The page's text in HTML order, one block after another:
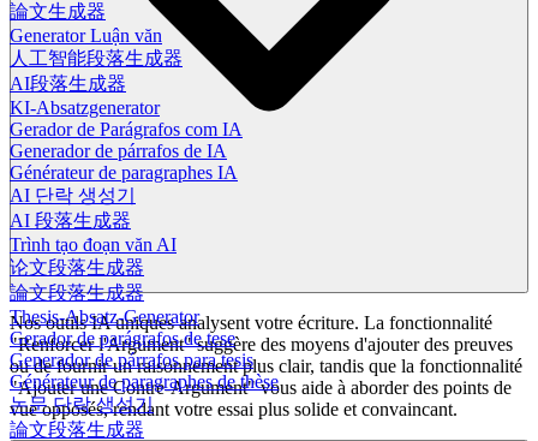
論文生成器
Generator Luận văn
人工智能段落生成器
AI段落生成器
KI-Absatzgenerator
Gerador de Parágrafos com IA
Generador de párrafos de IA
Générateur de paragraphes IA
AI 단락 생성기
AI 段落生成器
Trình tạo đoạn văn AI
论文段落生成器
論文段落生成器
Thesis-Absatz-Generator
Gerador de parágrafos de tese
Generador de párrafos para tesis
Générateur de paragraphes de thèse
논문 단락 생성기
論文段落生成器
Nos outils IA uniques analysent votre écriture. La fonctionnalité
"Renforcer l'Argument" suggère des moyens d'ajouter des preuves
ou de fournir un raisonnement plus clair, tandis que la fonctionnalité
"Ajouter une Contre-Argument" vous aide à aborder des points de
vue opposés, rendant votre essai plus solide et convaincant.